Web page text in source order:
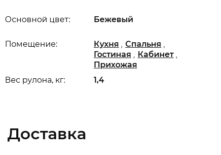
Вес рулона, кг: 1,4
Основной цвет: Бежевый
Помещение: Кухня , Спальня ,
Гостиная , Кабинет ,
Прихожая
Доставка